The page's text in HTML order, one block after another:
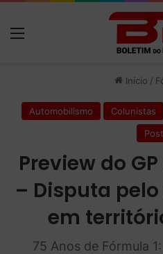
Início /
Automobilismo Colunistas
Post
Preview do
– Disputa
em
75 Anos de Fórmula